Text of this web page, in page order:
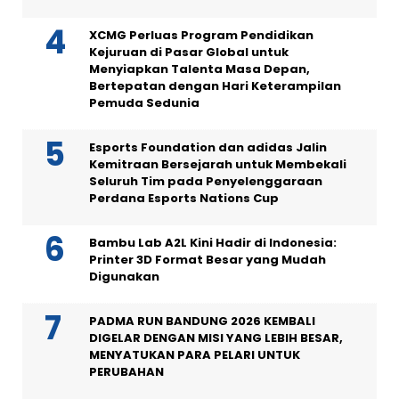
XCMG Perluas Program Pendidikan
Kejuruan di Pasar Global untuk
Menyiapkan Talenta Masa Depan,
Bertepatan dengan Hari Keterampilan
Pemuda Sedunia
Esports Foundation dan adidas Jalin
Kemitraan Bersejarah untuk Membekali
Seluruh Tim pada Penyelenggaraan
Perdana Esports Nations Cup
Bambu Lab A2L Kini Hadir di Indonesia:
Printer 3D Format Besar yang Mudah
Digunakan
PADMA RUN BANDUNG 2026 KEMBALI
DIGELAR DENGAN MISI YANG LEBIH BESAR,
MENYATUKAN PARA PELARI UNTUK
PERUBAHAN